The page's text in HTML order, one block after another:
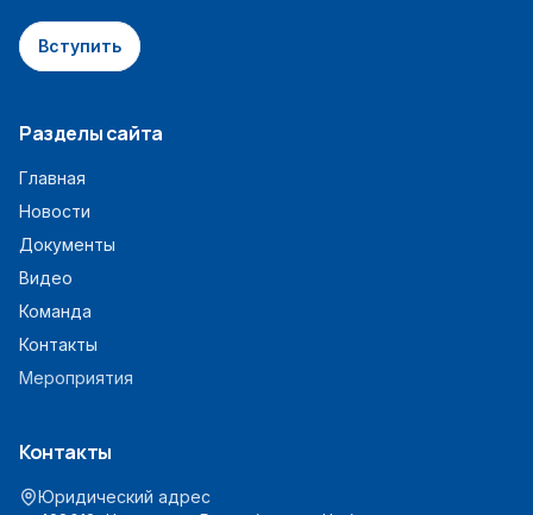
Вступить
Разделы сайта
Главная
Новости
Документы
Видео
Команда
Контакты
Мероприятия
Контакты
Юридический адрес